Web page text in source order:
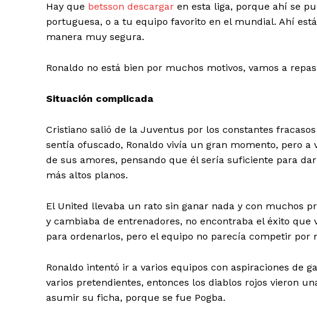
Hay que betsson descargar en esta liga, porque ahí se
portuguesa, o a tu equipo favorito en el mundial. Ahí
manera muy segura.
Ronaldo no está bien por muchos motivos, vamos a
Situación complicada
Cristiano salió de la Juventus por los constantes
sentía ofuscado, Ronaldo vivía un gran momento, pero a
de sus amores, pensando que él sería suficiente para
más altos planos.
El United llevaba un rato sin ganar nada y con muchos
y cambiaba de entrenadores, no encontraba el éxito que
para ordenarlos, pero el equipo no parecía competir por
Ronaldo intentó ir a varios equipos con aspiraciones de
varios pretendientes, entonces los diablos rojos vieron
asumir su ficha, porque se fue Pogba.